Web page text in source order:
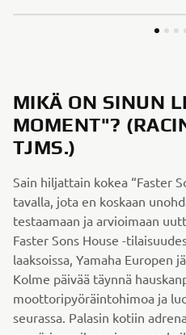
MIKÄ ON SINUN
MOMENT"?
TJMS.)
Sain hiljattain kokea “Faster
tavalla, jota en koskaan
testaamaan ja arvioimaan
Faster Sons House -
laaksoissa, Yamaha Europen
Kolme päivää täynnä
moottoripyöräintohimoa ja
seurassa. Palasin kotiin